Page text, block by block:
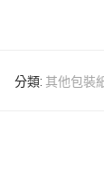
分類: 其他包裝